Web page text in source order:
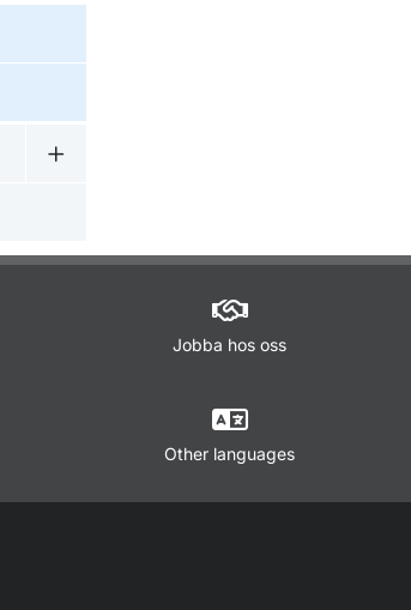
Undermeny för Lagar och regler
Jobba hos oss
Other languages